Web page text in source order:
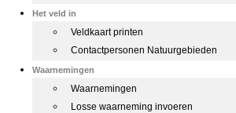
Het veld in
Veldkaart printen
Contactpersonen Natuurgebieden
Waarnemingen
Waarnemingen
Losse waarneming invoeren